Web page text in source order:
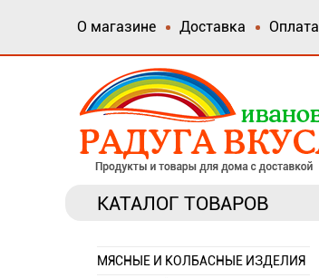
О магазине Доставка Оплата
КАТАЛОГ ТОВАРОВ
МЯСНЫЕ И КОЛБАСНЫЕ ИЗДЕЛИЯ